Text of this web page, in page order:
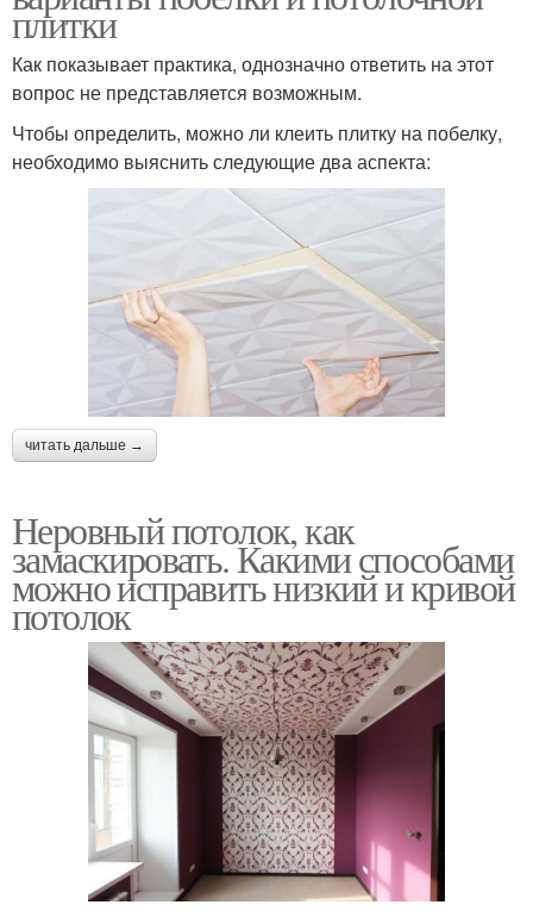
плитки
Как показывает практика, однозначно ответить на этот
вопрос не представляется возможным.
Чтобы определить, можно ли клеить плитку на побелку,
необходимо выяснить следующие два аспекта:
читать дальше →
Неровный потолок, как
замаскировать. Какими способами
можно исправить низкий и кривой
потолок